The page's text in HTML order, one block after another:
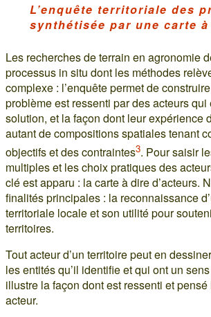
L’enquête territoriale des
synthétisée par une carte
Les recherches de terrain en agronomie
processus in situ dont les méthodes
complexe : l’enquête permet de
problème est ressenti par des acteurs
solution, et la façon dont leur expérience
autant de compositions spatiales tenant
objectifs et des contraintes3. Pour saisir
multiples et les choix pratiques des
clé est apparu : la carte à dire d’acteurs.
finalités principales : la reconnaissance
territoriale locale et son utilité pour
territoires.
Tout acteur d’un territoire peut en
les entités qu’il identifie et qui ont un
illustre la façon dont est ressenti et
acteur.